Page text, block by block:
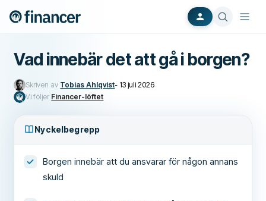
Vad innebär det att gå i borgen?
Skriven av Tobias Ahlqvist- 13 juli 2026
Vi följer Financer-löftet
Nyckelbegrepp
Borgen innebär att du ansvarar för någon annans
skuld